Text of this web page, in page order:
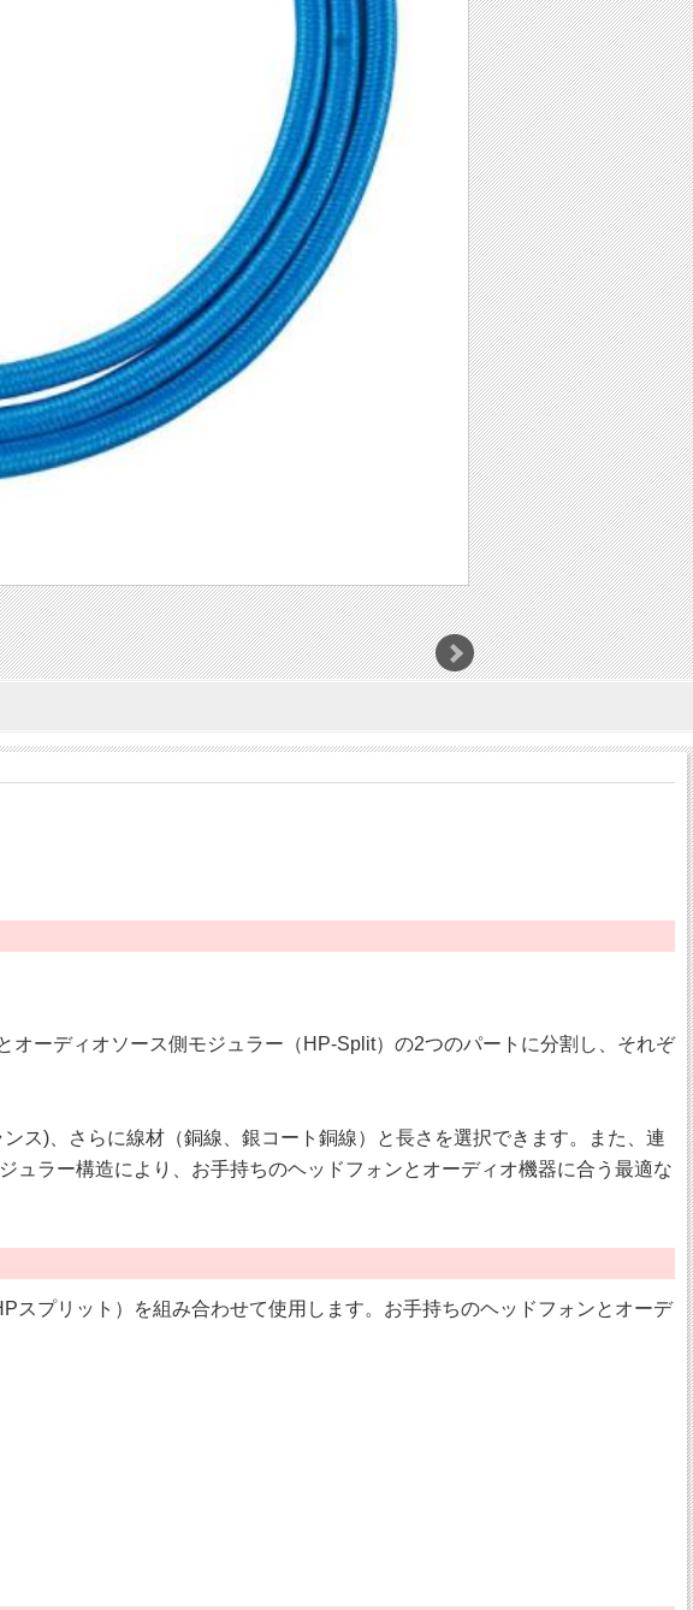
ーディオソース側モジュラー（HP-Split）の2つのパートに分割し、それぞ
ス)、さらに線材（銅線、銀コート銅線）と長さを選択できます。また、連
ラー構造により、お手持ちのヘッドフォンとオーディオ機器に合う最適な
プリット）を組み合わせて使用します。お手持ちのヘッドフォンとオーデ